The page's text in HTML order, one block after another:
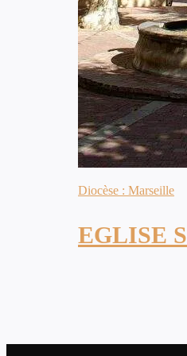
Diocèse : Marseille
EGLISE